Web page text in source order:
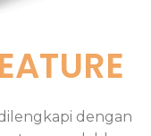
dengan